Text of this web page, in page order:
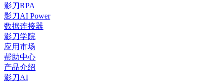
影刀RPA
影刀AI Power
数据连接器
影刀学院
应用市场
帮助中心
产品介绍
影刀AI